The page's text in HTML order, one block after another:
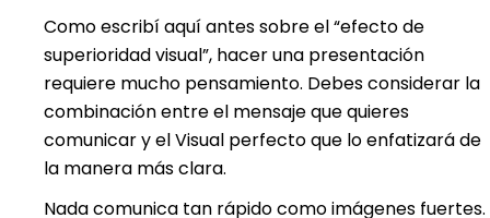
Como escribí aquí antes sobre el “efecto de
superioridad visual”, hacer una presentación
requiere mucho pensamiento. Debes considerar la
combinación entre el mensaje que quieres
comunicar y el Visual perfecto que lo enfatizará de
la manera más clara.
Nada comunica tan rápido como imágenes fuertes.